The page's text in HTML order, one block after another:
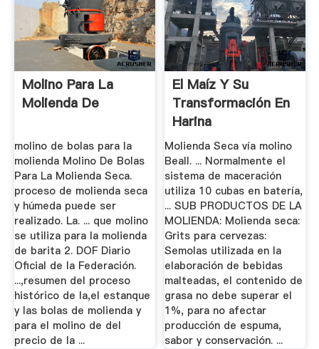
Molino Para La
Molienda De
molino de bolas para la
molienda Molino De Bolas
Para La Molienda Seca.
proceso de molienda seca
y húmeda puede ser
realizado. La. ... que molino
se utiliza para la molienda
de barita 2. DOF Diario
Oficial de la Federación.
...,resumen del proceso
histórico de la,el estanque
y las bolas de molienda y
para el molino de del
precio de la ...
El Maíz Y Su
Transformación En
Harina
Molienda Seca vía molino
Beall. ... Normalmente el
sistema de maceración
utiliza 10 cubas en batería,
... SUB PRODUCTOS DE LA
MOLIENDA: Molienda seca:
Grits para cervezas:
Semolas utilizada en la
elaboración de bebidas
malteadas, el contenido de
grasa no debe superar el
1%, para no afectar
producción de espuma,
sabor y conservación. ...